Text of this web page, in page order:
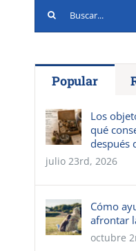
Buscar:
Popular
Los
qué
después
julio 23rd, 2026
Cómo
afrontar
octubre